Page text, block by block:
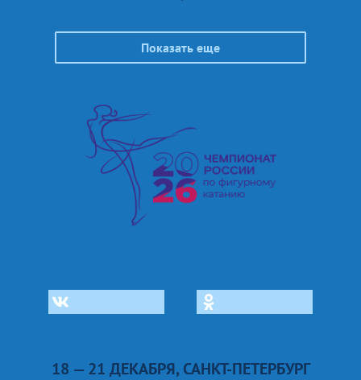
Показать еще
18 — 21 ДЕКАБРЯ, САНКТ-ПЕТЕРБУРГ